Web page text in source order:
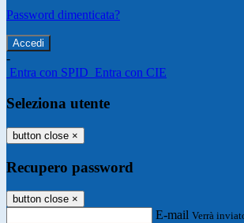
Password dimenticata?
-
Entra con SPID Entra con CIE
Seleziona utente
button close ×
Recupero password
button close ×
E-mail Verrà